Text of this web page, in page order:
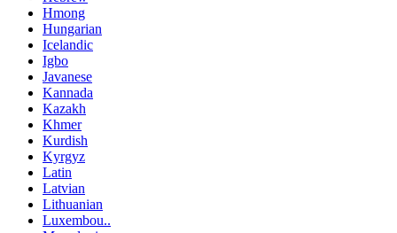
Hmong
Hungarian
Icelandic
Igbo
Javanese
Kannada
Kazakh
Khmer
Kurdish
Kyrgyz
Latin
Latvian
Lithuanian
Luxembou..